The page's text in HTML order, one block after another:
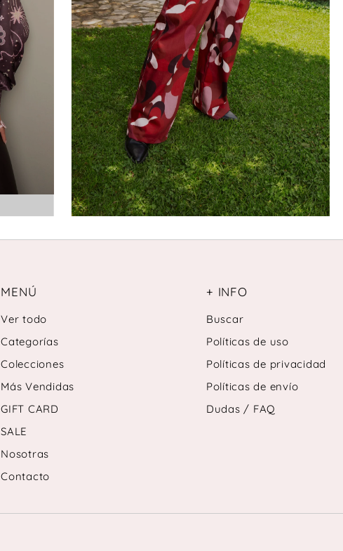
MENÚ
Ver todo
Categorías
Colecciones
Más Vendidas
GIFT CARD
SALE
Nosotras
Contacto
+ INFO
Buscar
Políticas de uso
Políticas de privacidad
Políticas de envío
Dudas / FAQ